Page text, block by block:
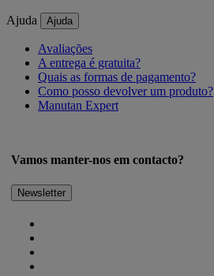
Ajuda Ajuda
Avaliações
A entrega é gratuita?
Quais as formas de pagamento?
Como posso devolver um produto?
Manutan Expert
Vamos manter-nos em contacto?
Newsletter